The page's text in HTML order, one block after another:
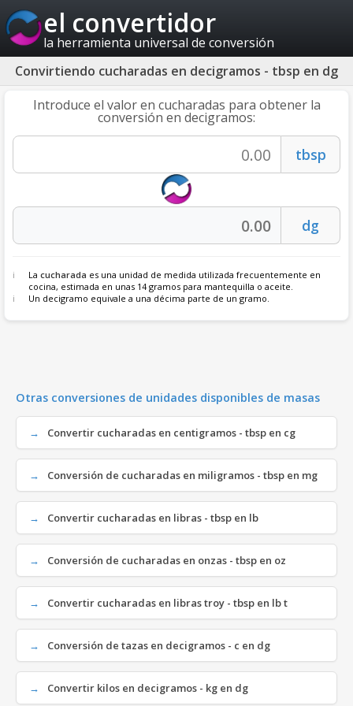
el convertidor
la herramienta universal de conversión
Convirtiendo cucharadas en decigramos - tbsp en dg
Introduce el valor en cucharadas para obtener la
conversión en decigramos:
La cucharada es una unidad de medida utilizada frecuentemente en
cocina, estimada en unas 14 gramos para mantequilla o aceite.
Un decigramo equivale a una décima parte de un gramo.
Otras conversiones de unidades disponibles de masas
Convertir cucharadas en centigramos - tbsp en cg
Conversión de cucharadas en miligramos - tbsp en mg
Convertir cucharadas en libras - tbsp en lb
Conversión de cucharadas en onzas - tbsp en oz
Convertir cucharadas en libras troy - tbsp en lb t
Conversión de tazas en decigramos - c en dg
Convertir kilos en decigramos - kg en dg